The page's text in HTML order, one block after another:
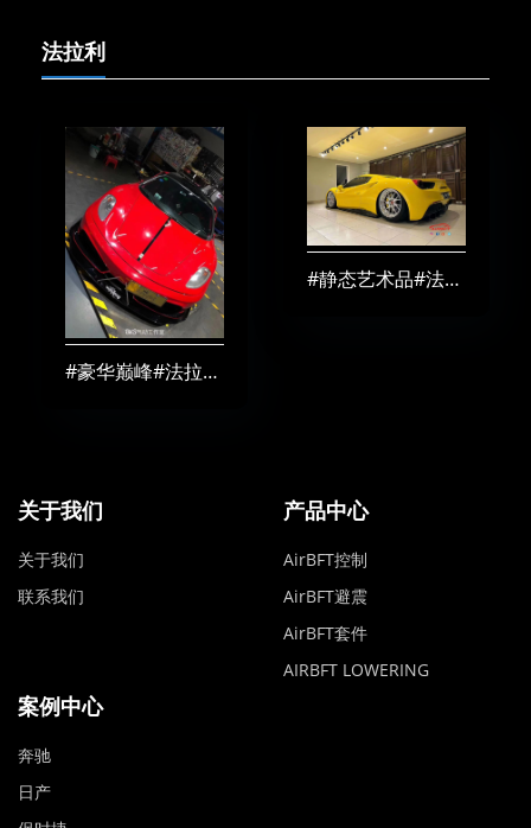
法拉利
#豪华巅峰#法拉利F430改装AIRBFT气囊减震
#静态艺术品#法拉利488spider改装AIRBFT气囊减震
关于我们
关于我们
联系我们
产品中心
AirBFT控制
AirBFT避震
AirBFT套件
AIRBFT LOWERING
案例中心
奔驰
日产